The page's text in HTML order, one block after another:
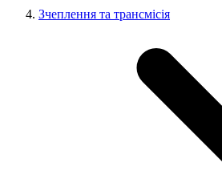
Зчеплення та трансмісія